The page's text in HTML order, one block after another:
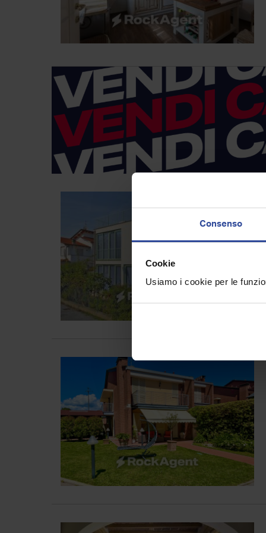
Consenso
Cookie
Usiamo i cookie per le